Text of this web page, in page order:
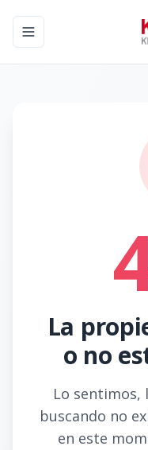
Toggle navigation
La
o no
Lo sentimos,
buscando no
en este